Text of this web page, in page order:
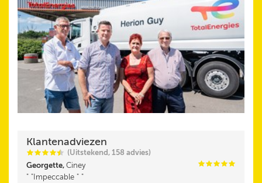
Klantenadviezen
iiiii
@ (Uitstekend, 158 advies)
Georgette, Ciney iiiii
"Impeccable "